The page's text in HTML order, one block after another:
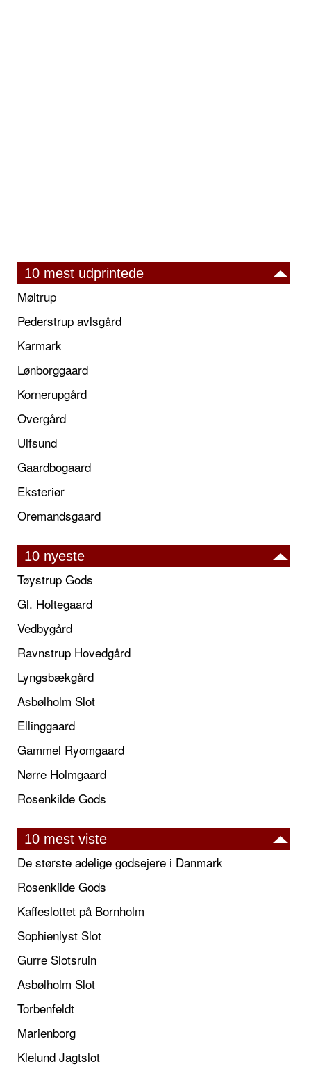
10 mest udprintede
Møltrup
Pederstrup avlsgård
Karmark
Lønborggaard
Kornerupgård
Overgård
Ulfsund
Gaardbogaard
Eksteriør
Oremandsgaard
10 nyeste
Tøystrup Gods
Gl. Holtegaard
Vedbygård
Ravnstrup Hovedgård
Lyngsbækgård
Asbølholm Slot
Ellinggaard
Gammel Ryomgaard
Nørre Holmgaard
Rosenkilde Gods
10 mest viste
De største adelige godsejere i Danmark
Rosenkilde Gods
Kaffeslottet på Bornholm
Sophienlyst Slot
Gurre Slotsruin
Asbølholm Slot
Torbenfeldt
Marienborg
Klelund Jagtslot